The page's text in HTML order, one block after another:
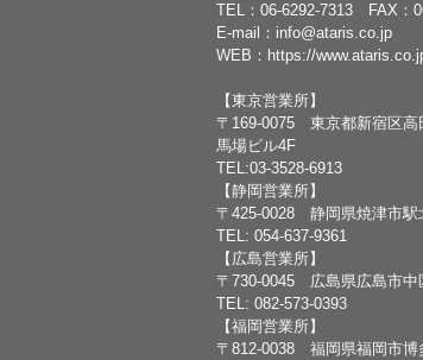
TEL： 06-6292-7313 FAX：
E-mail： info@ataris.co.jp
WEB： https://
【東京営業所】
〒169-0075 東京都新宿区高
馬場ビル4F
TEL:03-3528-6913
【静岡営業所】
〒425-0028 静岡県焼津市駅
TEL: 054-637-9361
【広島営業所】
〒730-0045 広島県広島市中
TEL: 082-573-0393
【福岡営業所】
〒812-0038 福岡県福岡市博